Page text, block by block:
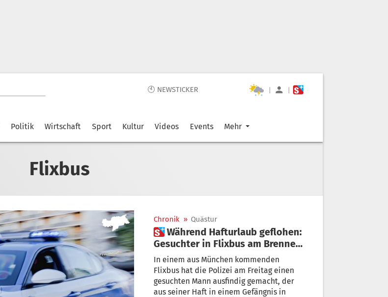
🕙 NEWSTICKER | |
Politik Wirtschaft Sport Kultur Videos Events Mehr
Flixbus
Chronik » Quästur
 Während Hafturlaub geflohen:
Gesuchter in Flixbus am Brenner
geschnappt
In einem aus München kommenden
Flixbus hat die Polizei am Freitag einen
gesuchten Mann ausfindig gemacht, der
aus seiner Haft in einem Gefängnis in